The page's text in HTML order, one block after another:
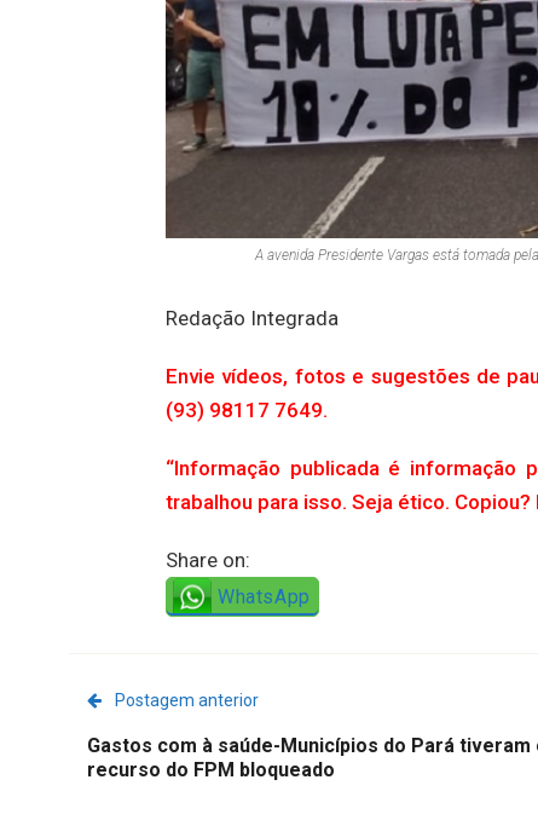
A avenida Presidente Vargas está tomada
Redação Integrada
Envie vídeos, fotos e sugestões de
(93) 98117 7649.
“Informação publicada é informação
trabalhou para isso. Seja ético. Copiou?
Share on:
WhatsApp
Postagem anterior
Gastos com à saúde-Municípios do Pará tiveram
recurso do FPM bloqueado